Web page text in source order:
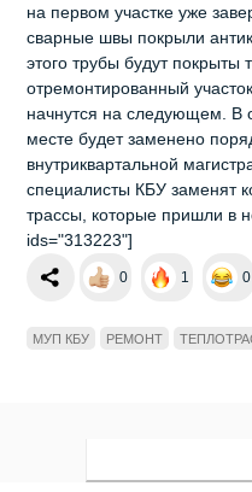
на первом участке уже
сварные швы покрыли
этого трубы будут покрыты
отремонтированный
начнутся на следующем. В
месте будет заменено
внутриквартальной
специалисты КБУ заменят
трассы, которые пришли в
ids="313223"]
0 1 0
МУП КБУ РЕМОНТ